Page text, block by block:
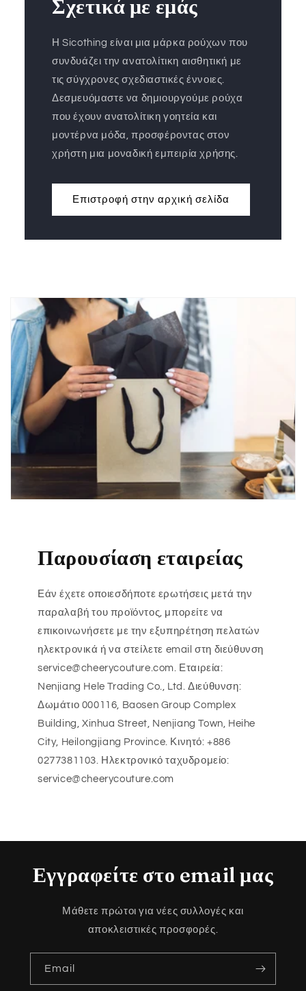
Σχετικά με εμάς
Η Sicothing είναι μια μάρκα ρούχων που
συνδυάζει την ανατολίτικη αισθητική με
τις σύγχρονες σχεδιαστικές έννοιες.
Δεσμευόμαστε να δημιουργούμε ρούχα
που έχουν ανατολίτικη γοητεία και
μοντέρνα μόδα, προσφέροντας στον
χρήστη μια μοναδική εμπειρία χρήσης.
Επιστροφή στην αρχική σελίδα
Παρουσίαση εταιρείας
Εάν έχετε οποιεσδήποτε ερωτήσεις μετά την
παραλαβή του προϊόντος, μπορείτε να
επικοινωνήσετε με την εξυπηρέτηση πελατών
ηλεκτρονικά ή να στείλετε email στη διεύθυνση
service@cheerycouture.com. Εταιρεία:
Nenjiang Hele Trading Co., Ltd. Διεύθυνση:
Δωμάτιο 000116, Baosen Group Complex
Building, Xinhua Street, Nenjiang Town, Heihe
City, Heilongjiang Province. Κινητό: +886
0277381103. Ηλεκτρονικό ταχυδρομείο:
service@cheerycouture.com
Εγγραφείτε στο email μας
Μάθετε πρώτοι για νέες συλλογές και
αποκλειστικές προσφορές.
Email